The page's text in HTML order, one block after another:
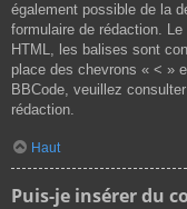
également possible de la
formulaire de rédaction.
HTML, les balises sont
place des chevrons « < »
BBCode, veuillez
rédaction.
Haut
Puis-je insérer du